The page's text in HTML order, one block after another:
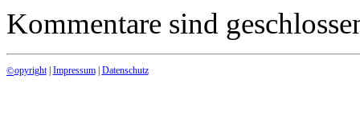
Kommentare sind
©opyright| Impressum| Datenschutz